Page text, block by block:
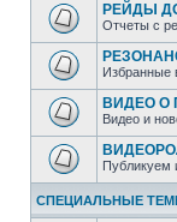
РЕЙДЫ
Отчеты с
Избранные
ВИДЕО О
Видео и
Публикуем
СПЕЦИАЛЬНЫЕ